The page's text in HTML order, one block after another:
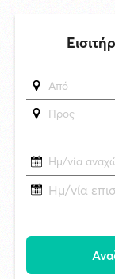
Η εορτή της
δημοσιεύθηκε 12 ώρες